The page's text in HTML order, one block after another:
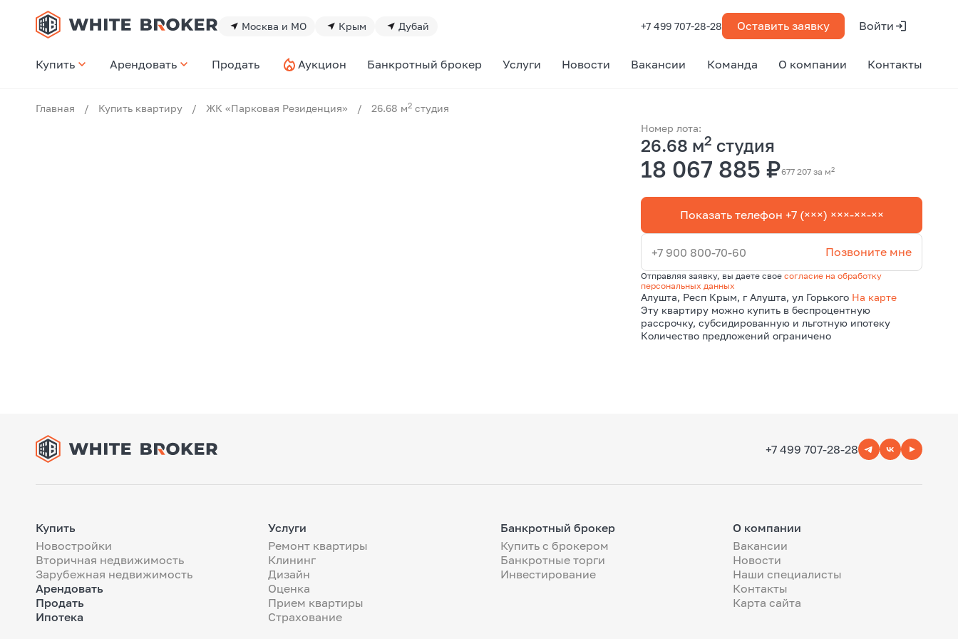
Москва и МО Крым Дубай +7 499 707-28-28 Оставить заявку Войти
Купить Арендовать Продать Аукцион Банкротный брокер Услуги Новости Вакансии Команда О компании Контакты
Главная / Купить квартиру / ЖК «Парковая Резиденция» / 26.68 м2 студия
Номер лота:
26.68 м2 студия
18 067 885 ₽677 207 за м2
Показать телефон +7 (×××) ×××-××-××
+7 900 800-70-60 Позвоните мне
Отправляя заявку, вы даете своесогласие на обработку
персональных данных
Алушта, Респ Крым, г Алушта, ул Горького На карте
Эту квартиру можно купить в беспроцентную
рассрочку, субсидированную и льготную ипотеку
Количество предложений ограничено
+7 499 707-28-28
Купить
Новостройки
Вторичная недвижимость
Зарубежная недвижимость
Арендовать
Продать
Ипотека
Услуги
Ремонт квартиры
Клининг
Дизайн
Оценка
Прием квартиры
Страхование
Банкротный брокер
Купить с брокером
Банкротные торги
Инвестирование
О компании
Вакансии
Новости
Наши специалисты
Контакты
Карта сайта